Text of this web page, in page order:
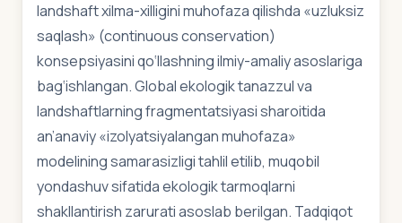
landshaft xilma-xilligini muhofaza qilishda «uzluksiz
saqlash» (continuous conservation)
konsepsiyasini qo‘llashning ilmiy-amaliy asoslariga
bag‘ishlangan. Global ekologik tanazzul va
landshaftlarning fragmentatsiyasi sharoitida
an’anaviy «izolyatsiyalangan muhofaza»
modelining samarasizligi tahlil etilib, muqobil
yondashuv sifatida ekologik tarmoqlarni
shakllantirish zarurati asoslab berilgan. Tadqiqot